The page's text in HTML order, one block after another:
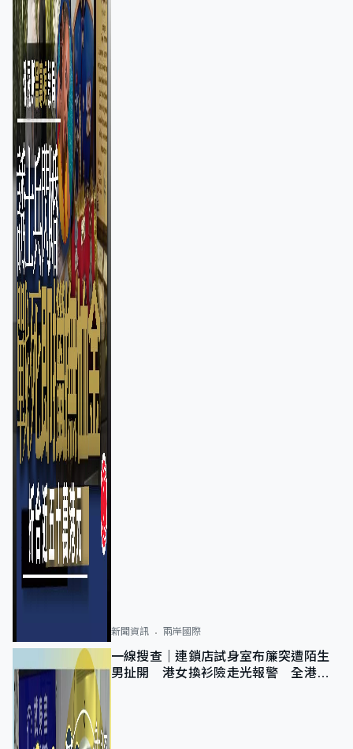
新聞資訊 兩岸國際
一線搜查｜連鎖店試身室布簾突遭陌生
男扯開 港女換衫險走光報警 全港分